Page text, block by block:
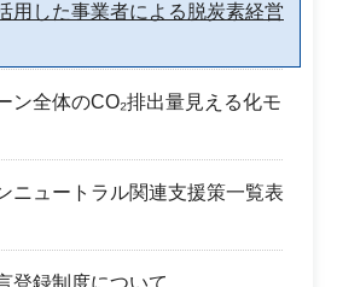
用した事業者による脱炭素経営
ン全体のCO₂排出量見える化モ
ニュートラル関連支援策一覧表
登録制度について